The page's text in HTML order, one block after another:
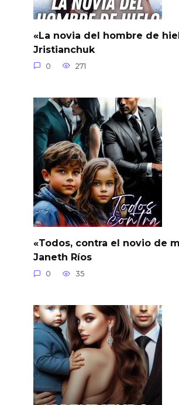
«La novia del hombre de
Jristianchuk
0 271
«Todos, contra el novio de
Janeth Ríos
0 35